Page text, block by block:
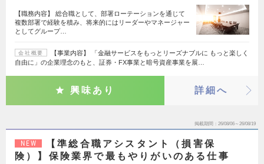
【職務内容】 総合職として、部署ローテーションを通じて
複数部署で経験を積み、将来的にはリーダーやマネージャー
としてグループ…
会社概要
【事業内容】 「金融サービスをもっとリーズナブルに もっと楽しく
自由に」の企業理念のもと、証券・FX事業と暗号資産事業を展…
興味あり 詳細へ
掲載期間 26/08/06～26/08/19
NEW
【準総合職アシスタント（損害保
険）】保険業界で最もやりがいのある仕事